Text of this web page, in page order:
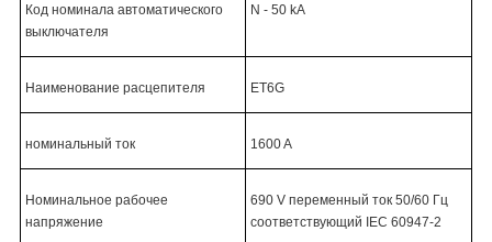
Код номинала автоматического
выключателя
N - 50 kA
Наименование расцепителя ET6G
номинальный ток 1600 A
Номинальное рабочее
напряжение
690 V переменный ток 50/60 Гц
соответствующий IEC 60947-2